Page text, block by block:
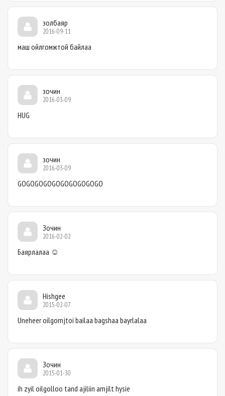
золбаяр
2016-09-11
маш ойлгомжтой байлаа
зочин
2016-03-09
HUG
зочин
2016-03-09
GOGOGOGOGOGOGOGOGOGO
Зочин
2016-02-02
Баярлалаа ☺
Hishgee
2015-02-07
Uneheer oilgomjtoi bailaa bagshaa bayrlalaa
Зочин
2015-01-30
ih zyil oilgolloo tand ajiliin amjilt hysie